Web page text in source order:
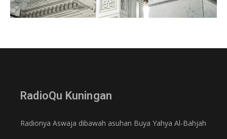
RadioQu Kuningan
Radionya Aswaja dibawah asuhan Buya Yahya Al-Bahjah